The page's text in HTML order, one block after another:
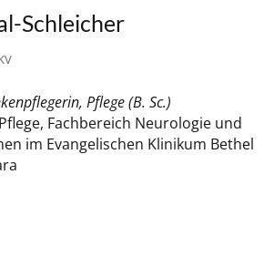
Schleicher
Pflege (B. Sc.)
Fachbereich Neurologie und
im Evangelischen Klinikum Bethel